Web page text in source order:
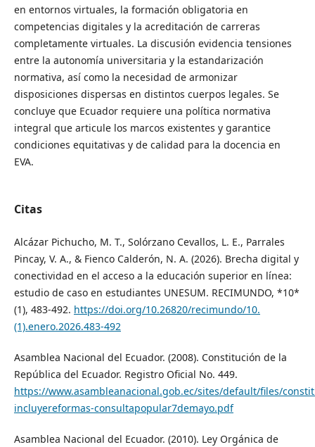
en entornos virtuales, la formación obligatoria en
competencias digitales y la acreditación de carreras
completamente virtuales. La discusión evidencia tensiones
entre la autonomía universitaria y la estandarización
normativa, así como la necesidad de armonizar
disposiciones dispersas en distintos cuerpos legales. Se
concluye que Ecuador requiere una política normativa
integral que articule los marcos existentes y garantice
condiciones equitativas y de calidad para la docencia en
EVA.
Citas
Alcázar Pichucho, M. T., Solórzano Cevallos, L. E., Parrales
Pincay, V. A., & Fienco Calderón, N. A. (2026). Brecha digital y
conectividad en el acceso a la educación superior en línea:
estudio de caso en estudiantes UNESUM. RECIMUNDO, *10*
(1), 483-492. https://doi.org/10.26820/recimundo/10.
(1).enero.2026.483-492
Asamblea Nacional del Ecuador. (2008). Constitución de la
República del Ecuador. Registro Oficial No. 449.
https://www.asambleanacional.gob.ec/sites/default/files/
incluyereformas-consultapopular7demayo.pdf
Asamblea Nacional del Ecuador. (2010). Ley Orgánica de